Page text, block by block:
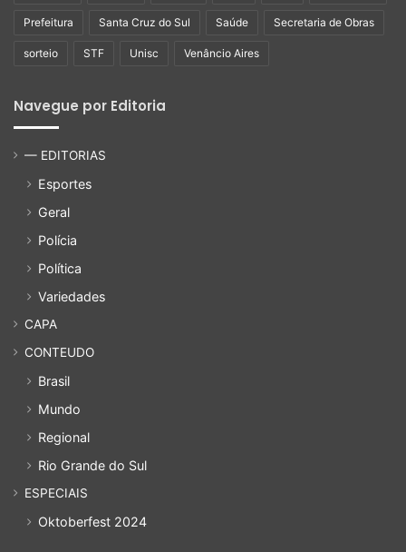
Prefeitura Santa Cruz do Sul Saúde Secretaria de Obras
sorteio STF Unisc Venâncio Aires
Navegue por Editoria
— EDITORIAS
Esportes
Geral
Polícia
Política
Variedades
CAPA
CONTEUDO
Brasil
Mundo
Regional
Rio Grande do Sul
ESPECIAIS
Oktoberfest 2024